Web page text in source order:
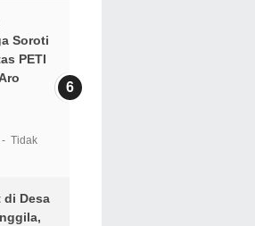
Soroti
PETI
Tidak
di Desa